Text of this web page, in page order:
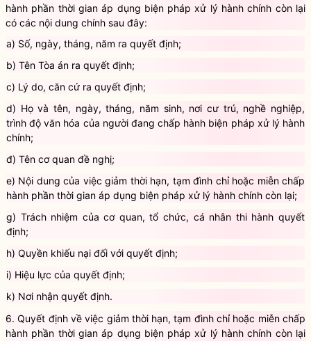
5. Quyết định về việc giảm thời hạn, tạm đình chỉ hoặc miễn chấp
hành phần thời gian áp dụng biện pháp xử lý hành chính còn lại
có các nội dung chính sau đây:
a) Số, ngày, tháng, năm ra quyết định;
b) Tên Tòa án ra quyết định;
d) Họ và tên, ngày, tháng, năm sinh, nơi cư trú, nghề nghiệp,
trình độ văn hóa của người đang chấp hành biện pháp xử lý hành
đ) Tên cơ quan đề nghị;
e) Nội dung của việc giảm thời hạn, tạm đình chỉ hoặc miễn chấp
hành phần thời gian áp dụng biện pháp xử lý hành chính còn lại;
g) Trách nhiệm của cơ quan, tổ chức, cá nhân thi hành quyết
h) Quyền khiếu nại đối với quyết định;
i) Hiệu lực của quyết định;
6. Quyết định về việc giảm thời hạn, tạm đình chỉ hoặc miễn chấp